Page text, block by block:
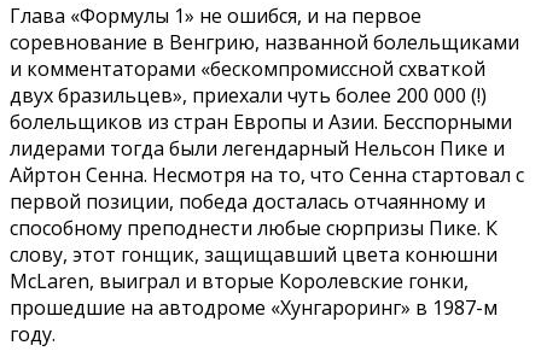
Глава «Формулы 1» не ошибся, и на первое
соревнование в Венгрию, названной болельщиками
и комментаторами «бескомпромиссной схваткой
двух бразильцев», приехали чуть более 200 000 (!)
болельщиков из стран Европы и Азии. Бесспорными
лидерами тогда были легендарный Нельсон Пике и
Айртон Сенна. Несмотря на то, что Сенна стартовал с
первой позиции, победа досталась отчаянному и
способному преподнести любые сюрпризы Пике. К
слову, этот гонщик, защищавший цвета конюшни
McLaren, выиграл и вторые Королевские гонки,
прошедшие на автодроме «Хунгароринг» в 1987-м
году.